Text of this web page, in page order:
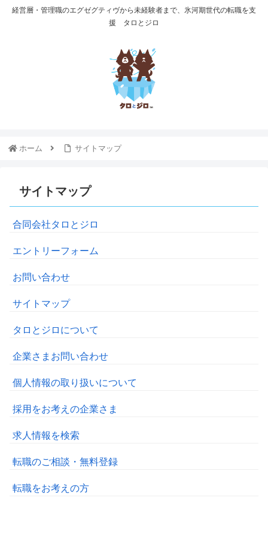
経営層・管理職のエグゼグティヴから未経験者まで、氷河期世代の転職を支
援 タロとジロ
ホーム サイトマップ
サイトマップ
合同会社タロとジロ
エントリーフォーム
お問い合わせ
サイトマップ
タロとジロについて
企業さまお問い合わせ
個人情報の取り扱いについて
採用をお考えの企業さま
求人情報を検索
転職のご相談・無料登録
転職をお考えの方